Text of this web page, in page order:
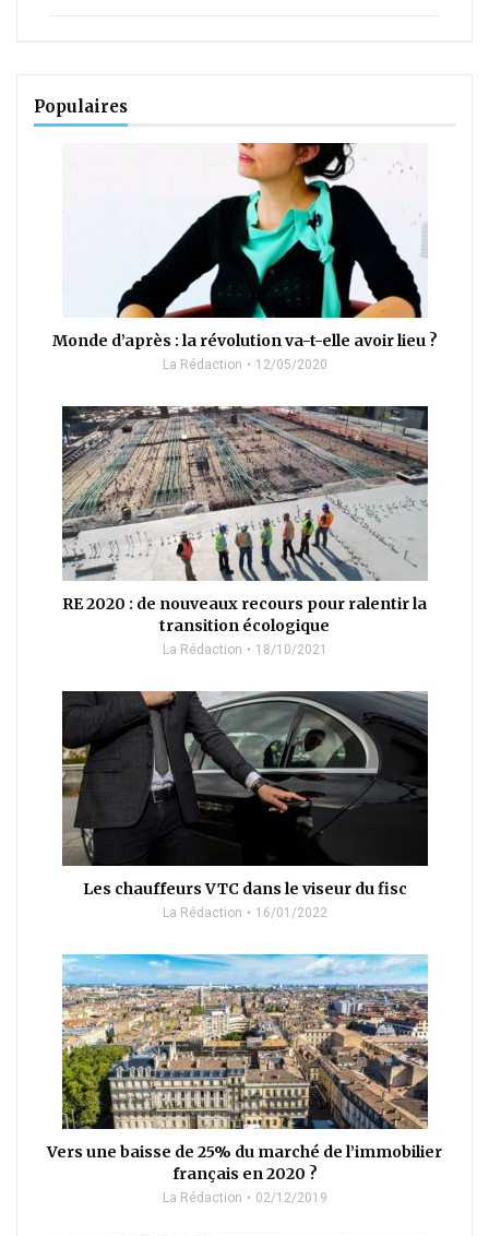
Populaires
Monde d’après : la révolution va-t-elle avoir lieu ?
La Rédaction 12/05/2020
RE 2020 : de nouveaux recours pour ralentir la
transition écologique
La Rédaction 18/10/2021
Les chauffeurs VTC dans le viseur du fisc
La Rédaction 16/01/2022
Vers une baisse de 25% du marché de l’immobilier
français en 2020 ?
La Rédaction 02/12/2019